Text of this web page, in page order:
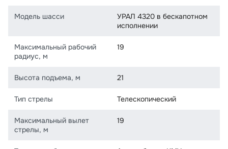
Модель шасси
УРАЛ 4320 в бескапотном
исполнении
Максимальный рабочий
радиус, м
19
Высота подъема, м 21
Тип стрелы Телескопический
Максимальный вылет
стрелы, м
19